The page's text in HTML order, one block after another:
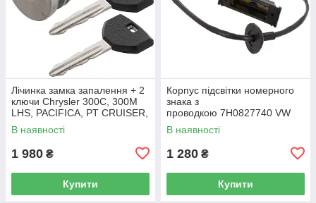
Лічинка замка запалення + 2
ключи Chrysler 300C, 300M
LHS, PACIFICA, PT CRUISER,
SEBRING 5003843AB
В наявності
1 980 ₴
Купити
Корпус підсвітки номерного
знака з
проводкою 7H0827740 VW
Caddy III (2K) 2004-2015
/ Caddy IV (SA) 2016-
В наявності
1 280 ₴
Купити